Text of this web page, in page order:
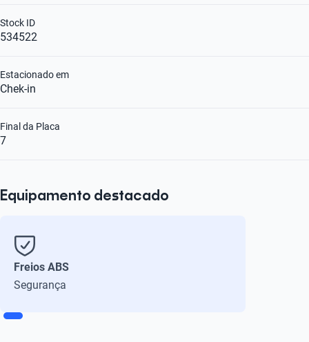
534522
Stock ID
Chek-in
Estacionado em
7
Final da Placa
Equipamento destacado
Freios ABS
Segurança